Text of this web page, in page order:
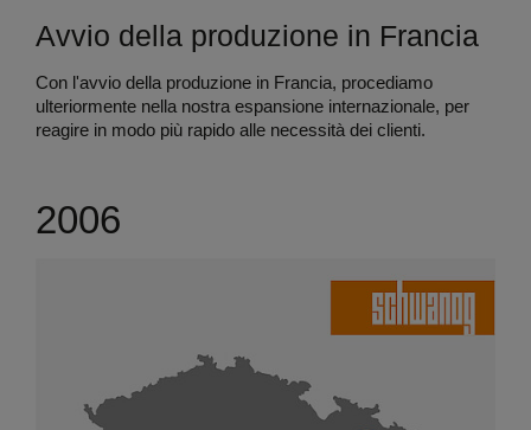
Avvio della produzione in Francia
Con l'avvio della produzione in Francia, procediamo
ulteriormente nella nostra espansione internazionale, per
reagire in modo più rapido alle necessità dei clienti.
2006